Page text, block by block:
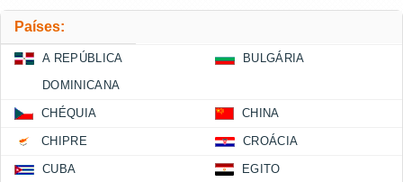
Países:
A REPÚBLICA
DOMINICANA
BULGÁRIA
CHÉQUIA CHINA
CHIPRE CROÁCIA
CUBA EGITO